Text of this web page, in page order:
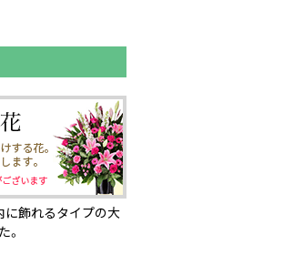
に飾れるタイプの大
。